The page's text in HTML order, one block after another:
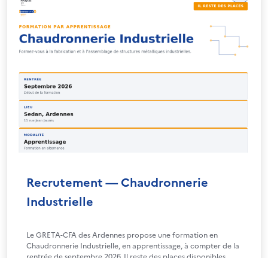
Recrutement — Chaudronnerie
Industrielle
Le GRETA-CFA des Ardennes propose une formation en
Chaudronnerie Industrielle, en apprentissage, à compter de la